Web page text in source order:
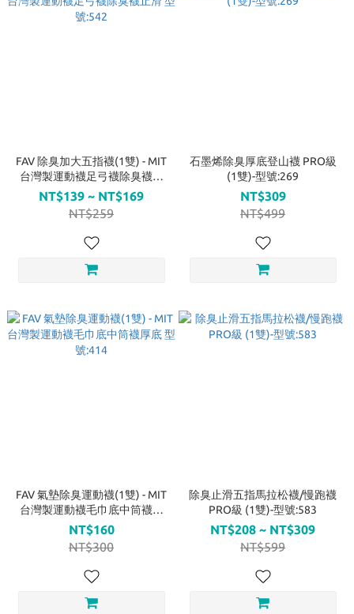
FAV 除臭加大五指襪(1雙) - MIT
台灣製運動襪足弓襪除臭襪止
滑 型號:542
NT$139 ~ NT$169
NT$259
石墨烯除臭厚底登山襪 PRO級
(1雙)-型號:269
NT$309
NT$499
FAV 氣墊除臭運動襪(1雙) - MIT
台灣製運動襪毛巾底中筒襪厚
底 型號:414
NT$160
NT$300
除臭止滑五指馬拉松襪/慢跑襪
PRO級 (1雙)-型號:583
NT$208 ~ NT$309
NT$599